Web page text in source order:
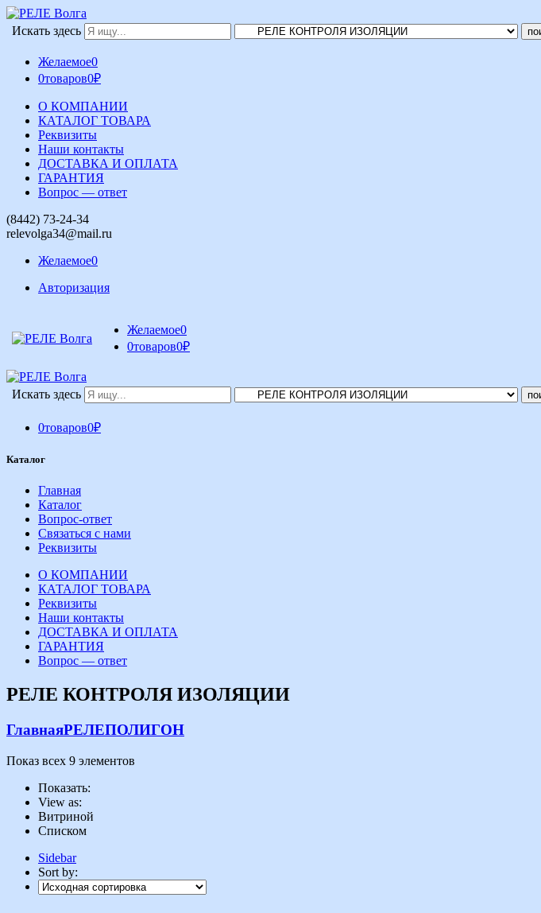
Искать здесь
Желаемое0
0товаров0₽
О КОМПАНИИ
КАТАЛОГ ТОВАРА
Реквизиты
Наши контакты
ДОСТАВКА И ОПЛАТА
ГАРАНТИЯ
Вопрос — ответ
(8442) 73-24-34
relevolga34@mail.ru
Желаемое0
Авторизация
Желаемое0
0товаров0₽
Искать здесь
0товаров0₽
Каталог
Главная
Каталог
Вопрос-ответ
Связаться с нами
Реквизиты
О КОМПАНИИ
КАТАЛОГ ТОВАРА
Реквизиты
Наши контакты
ДОСТАВКА И ОПЛАТА
ГАРАНТИЯ
Вопрос — ответ
РЕЛЕ КОНТРОЛЯ ИЗОЛЯЦИИ
ГлавнаяРЕЛЕПОЛИГОН
Показ всех 9 элементов
Показать:
View as:
Витриной
Списком
Sidebar
Sort by: